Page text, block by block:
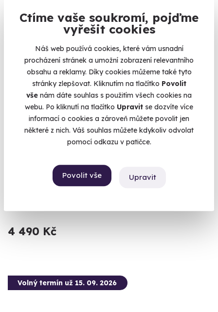
Ctíme vaše soukromí, pojďme
vyřešit cookies
Náš web používá cookies, které vám usnadní
procházení stránek a umožní zobrazení relevantního
obsahu a reklamy. Díky cookies můžeme také tyto
stránky zlepšovat. Kliknutím na tlačítko Povolit
vše nám dáte souhlas s použitím všech cookies na
webu. Po kliknutí na tlačítko Upravit se dozvíte více
informací o cookies a zároveň můžete povolit jen
některé z nich. Váš souhlas můžete kdykoliv odvolat
pomocí odkazu v patičce.
Povolit vše Upravit
Projížďka v terénním vojenském HUMVEE
4 490 Kč
Volný termín už 15. 09. 2026